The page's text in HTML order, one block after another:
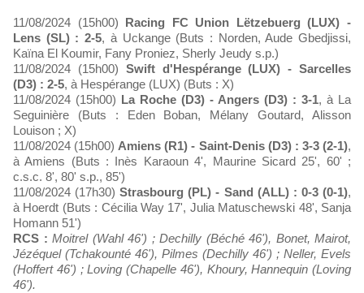
11/08/2024 (15h00)
Racing FC Union Lëtzebuerg (LUX) -
Lens (SL) : 2-5, à Uckange (Buts : Norden, Aude Gbedjissi,
Kaïna El Koumir, Fany Proniez, Sherly Jeudy s.p.)
11/08/2024 (15h00) Swift d'Hespérange (LUX) - Sarcelles
(D3) : 2-5, à Hespérange (LUX) (Buts : X)
11/08/2024 (15h00) La Roche (D3) - Angers (D3) : 3-1, à La
Seguinière (Buts : Eden Boban, Mélany Goutard, Alisson
Louison ; X)
11/08/2024 (15h00)Amiens (R1) - Saint-Denis (D3) : 3-3 (2-1),
à Amiens (Buts : Inès Karaoun 4', Maurine Sicard 25', 60' ;
c.s.c. 8', 80' s.p., 85')
11/08/2024 (17h30)Strasbourg (PL) - Sand (ALL) : 0-3 (0-1),
à Hoerdt (Buts : Cécilia Way 17', Julia Matuschewski 48', Sanja
Homann 51')
RCS : Moitrel (Wahl 46') ; Dechilly (Béché 46'), Bonet, Mairot,
Jézéquel (Tchakounté 46'), Pilmes (Dechilly 46') ; Neller, Evels
(Hoffert 46') ; Loving (Chapelle 46'), Khoury, Hannequin (Loving
46').